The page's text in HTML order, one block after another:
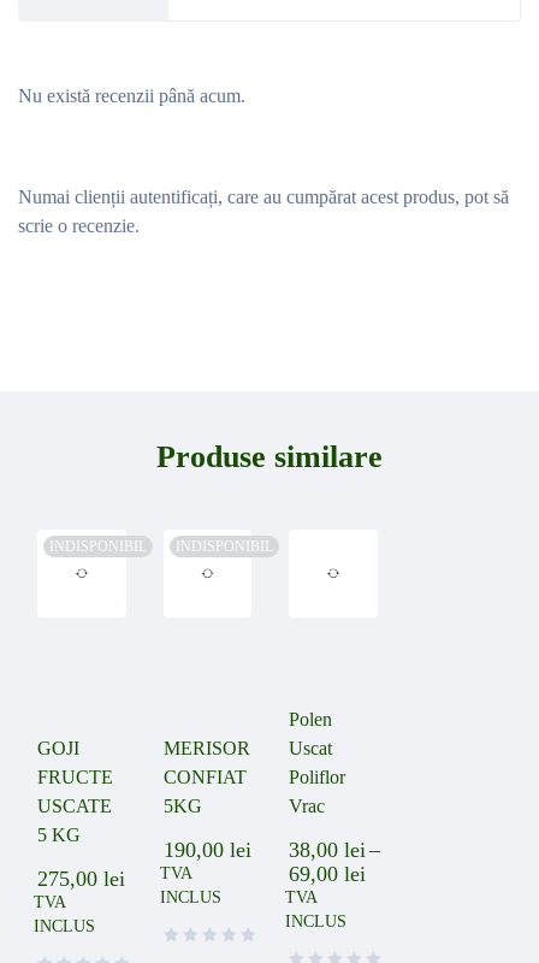
Nu există recenzii până acum.
Numai clienții autentificați, care au cumpărat acest produs, pot să
scrie o recenzie.
Produse similare
INDISPONIBIL
GOJI
FRUCTE
USCATE
5 KG
275,00 lei
TVA
INCLUS
INDISPONIBIL
MERISOR
CONFIAT
5KG
190,00 lei
TVA
INCLUS
Polen
Uscat
Poliflor
Vrac
38,00 lei–
69,00 lei
TVA
INCLUS